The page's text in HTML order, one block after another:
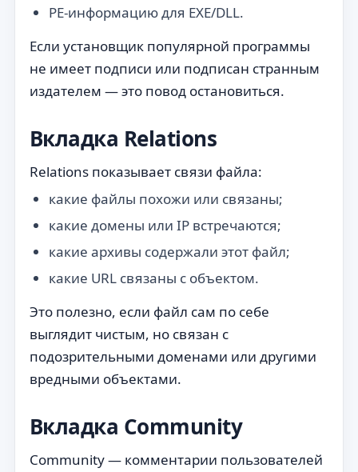
PE-информацию для EXE/DLL.
Если установщик популярной программы
не имеет подписи или подписан странным
издателем — это повод остановиться.
Вкладка Relations
Relations показывает связи файла:
какие файлы похожи или связаны;
какие домены или IP встречаются;
какие архивы содержали этот файл;
какие URL связаны с объектом.
Это полезно, если файл сам по себе
выглядит чистым, но связан с
подозрительными доменами или другими
вредными объектами.
Вкладка Community
Community — комментарии пользователей